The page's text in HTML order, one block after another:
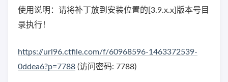
使用说明：请将补丁放到安装位置的[3.9.x.x]版本号目
录执行！
https://url96.ctfile.com/f/60968596-1463372539-
0ddea6?p=7788 (访问密码: 7788)